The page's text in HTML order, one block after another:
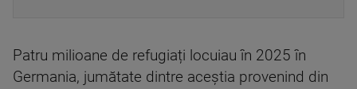
Patru milioane de refugiați locuiau în 2025 în
Germania, jumătate dintre aceștia provenind din